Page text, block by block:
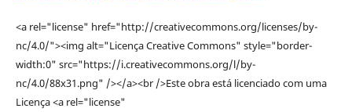
<a rel="license" href="http://creativecommons.org/licenses/by-
nc/4.0/"><img alt="Licença Creative Commons" style="border-
width:0" src="https://i.creativecommons.org/l/by-
nc/4.0/88x31.png" /></a><br />Este obra está licenciado com uma
Licença <a rel="license"